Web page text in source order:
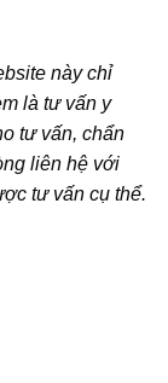
này chỉ
là tư vấn y
tư vấn, chẩn
liên hệ với
tư vấn cụ thể.